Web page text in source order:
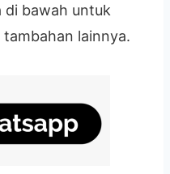
di bawah untuk
lainnya.